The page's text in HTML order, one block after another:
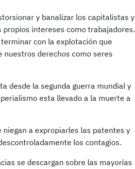
y banalizar los capitalistas y
propios intereses como trabajadores.
con la explotación que
nuestros derechos como seres
desde la segunda guerra mundial y
esta llevado a la muerte a
a expropiarles las patentes y
los contagios.
se descargan sobre las mayorías